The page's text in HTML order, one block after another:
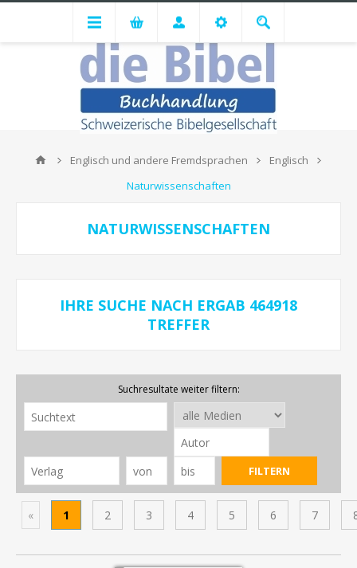
Englisch und andere Fremdsprachen
Englisch
Naturwissenschaften
NATURWISSENSCHAFTEN
IHRE SUCHE NACH ERGAB 464918
TREFFER
Suchresultate weiter filtern:
« 1 2 3 4 5 6 7